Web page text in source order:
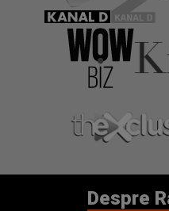
Despre